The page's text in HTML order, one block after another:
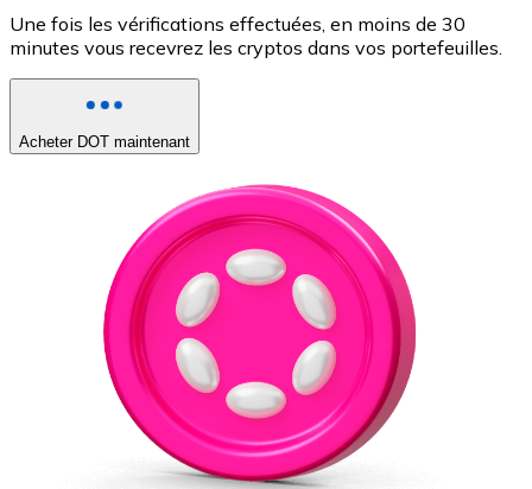
Une fois les vérifications effectuées, en moins de 30
minutes vous recevrez les cryptos dans vos portefeuilles.
Acheter DOT maintenant